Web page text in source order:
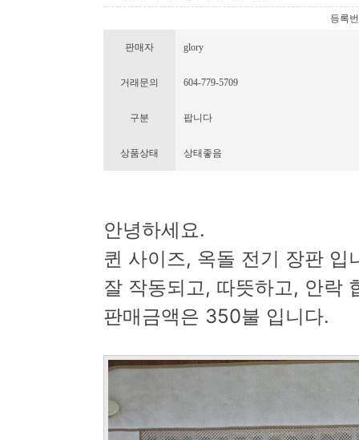
등록
판매자 glory
거래문의 604-779-5709
구분 팝니다
상품상태 상태좋음
안녕하세요.
퀸 사이즈, 옥돌 전기 장판 입
잘 작동되고, 따뜻하고, 안락
판매금액은 350불 입니다.